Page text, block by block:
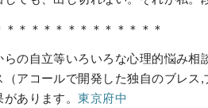
＊＊＊＊＊＊＊＊＊＊＊＊＊
らの自立等いろいろな心理的悩み相
（アコールで開発した独自のブレ
があります。東京府中